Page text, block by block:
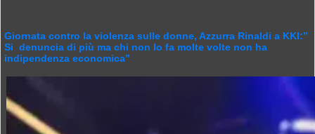
Giornata contro la violenza sulle donne, Azzurra Rinaldi a KKI:”
Si denuncia di più ma chi non lo fa molte volte non ha
indipendenza economica”